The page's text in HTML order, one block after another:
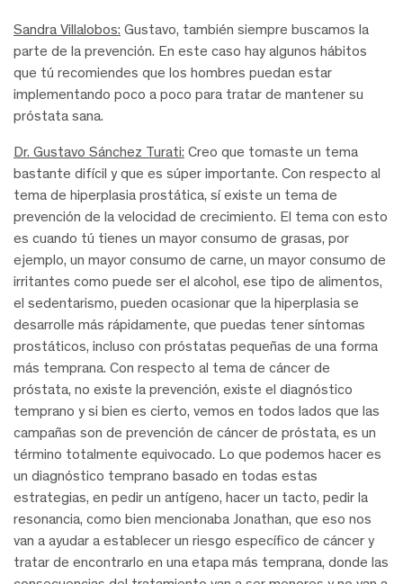
Sandra Villalobos: Gustavo, también siempre buscamos la
parte de la prevención. En este caso hay algunos hábitos
que tú recomiendes que los hombres puedan estar
implementando poco a poco para tratar de mantener su
próstata sana.
Dr. Gustavo Sánchez Turati: Creo que tomaste un tema
bastante difícil y que es súper importante. Con respecto al
tema de hiperplasia prostática, sí existe un tema de
prevención de la velocidad de crecimiento. El tema con esto
es cuando tú tienes un mayor consumo de grasas, por
ejemplo, un mayor consumo de carne, un mayor consumo de
irritantes como puede ser el alcohol, ese tipo de alimentos,
el sedentarismo, pueden ocasionar que la hiperplasia se
desarrolle más rápidamente, que puedas tener síntomas
prostáticos, incluso con próstatas pequeñas de una forma
más temprana. Con respecto al tema de cáncer de
próstata, no existe la prevención, existe el diagnóstico
temprano y si bien es cierto, vemos en todos lados que las
campañas son de prevención de cáncer de próstata, es un
término totalmente equivocado. Lo que podemos hacer es
un diagnóstico temprano basado en todas estas
estrategias, en pedir un antígeno, hacer un tacto, pedir la
resonancia, como bien mencionaba Jonathan, que eso nos
van a ayudar a establecer un riesgo específico de cáncer y
tratar de encontrarlo en una etapa más temprana, donde las